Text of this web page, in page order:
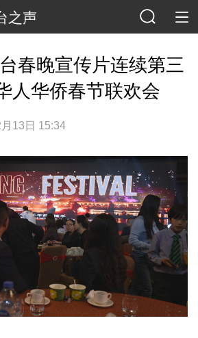
之声
春晚宣传片连续第三
人华侨春节联欢会
13日 15:34